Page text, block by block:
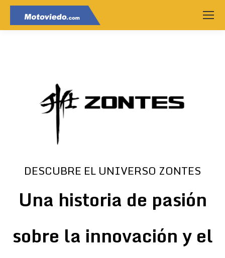
DESCUBRE EL UNIVERSO ZONTES
Una historia de pasión
sobre la innovación y el